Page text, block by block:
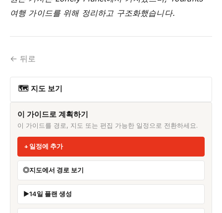
여행 가이드를 위해 정리하고 구조화했습니다.
← 뒤로
🗺 지도 보기
이 가이드로 계획하기
이 가이드를 경로, 지도 또는 편집 가능한 일정으로 전환하세요.
일정에 추가
지도에서 경로 보기
14일 플랜 생성